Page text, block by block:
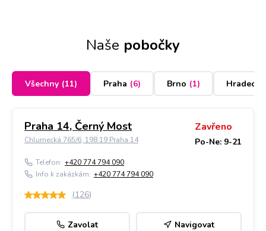
Naše pobočky
Všechny (11) Praha (6) Brno (1) Hradec
Praha 14, Černý Most
Chlumecká 765/6, 198 19 Praha 14
Zavřeno
Po-Ne: 9-21
Telefon: +420 774 794 090
Info k zakázkám: +420 774 794 090
(126)
Zavolat Navigovat